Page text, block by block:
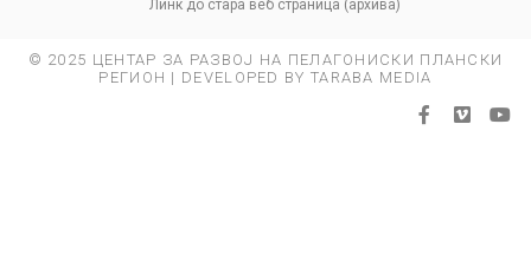
Линк до стара веб страница (архива)
© 2025 ЦЕНТАР ЗА РАЗВОЈ НА ПЕЛАГОНИСКИ ПЛАНСКИ
РЕГИОН | DEVELOPED BY TARABA MEDIA